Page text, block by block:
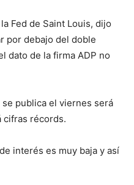
Fed de Saint Louis, dijo
por debajo del doble
dato de la firma ADP no
publica el viernes será
cifras récords.
interés es muy baja y así